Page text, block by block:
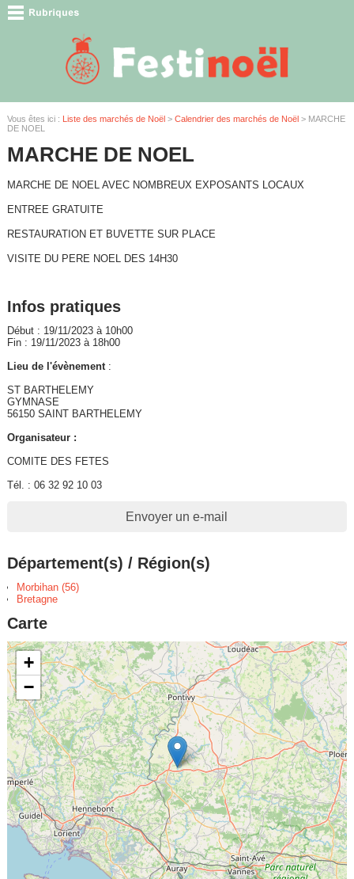
Vous êtes ici : Liste des marchés de Noël> Calendrier des marchés de Noël> MARCHE
DE NOEL
MARCHE DE NOEL
MARCHE DE NOEL AVEC NOMBREUX EXPOSANTS LOCAUX
ENTREE GRATUITE
RESTAURATION ET BUVETTE SUR PLACE
VISITE DU PERE NOEL DES 14H30
Infos pratiques
Début : 19/11/2023 à 10h00
Fin : 19/11/2023 à 18h00
Lieu de l'évènement:
ST BARTHELEMY
GYMNASE
56150 SAINT BARTHELEMY
Organisateur :
COMITE DES FETES
Tél. : 06 32 92 10 03
Envoyer un e-mail
Département(s) / Région(s)
Morbihan (56)
Bretagne
Carte
+
−